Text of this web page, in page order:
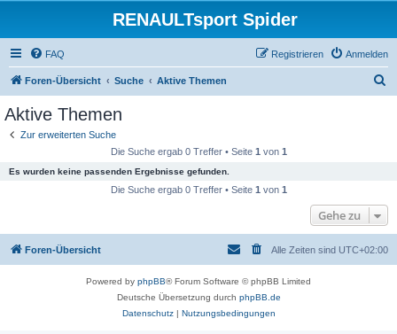
RENAULTsport Spider
FAQ Anmelden
Registrieren
Foren-Übersicht Suche Aktive Themen
Aktive Themen
Zur erweiterten Suche
Die Suche ergab 0 Treffer • Seite 1 von 1
Es wurden keine passenden Ergebnisse gefunden.
Die Suche ergab 0 Treffer • Seite 1 von 1
Gehe zu
Foren-Übersicht Alle Zeiten sind UTC+02:00
Powered by phpBB® Forum Software © phpBB Limited
Deutsche Übersetzung durch phpBB.de
Datenschutz| Nutzungsbedingungen